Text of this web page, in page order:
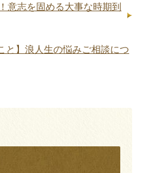
意志を固める大事な時期到
と】浪人生の悩みご相談につ